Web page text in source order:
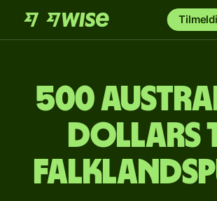
500
dollars